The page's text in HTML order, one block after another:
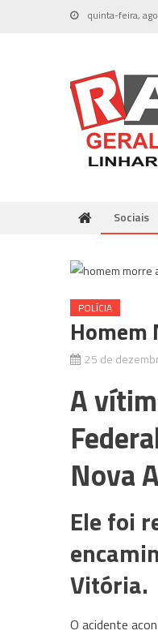
quinta-feira,
Sociais
POLÍCIA
Homem
25 de
A
Nova
Ele foi
Vitória.
O acidente